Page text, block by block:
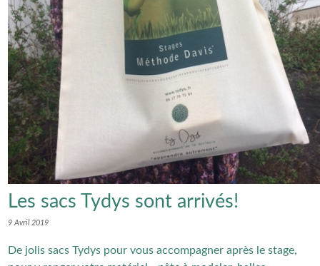
Les sacs Tydys sont arrivés!
9 Avril 2019
De jolis sacs Tydys pour vous accompagner après le stage,